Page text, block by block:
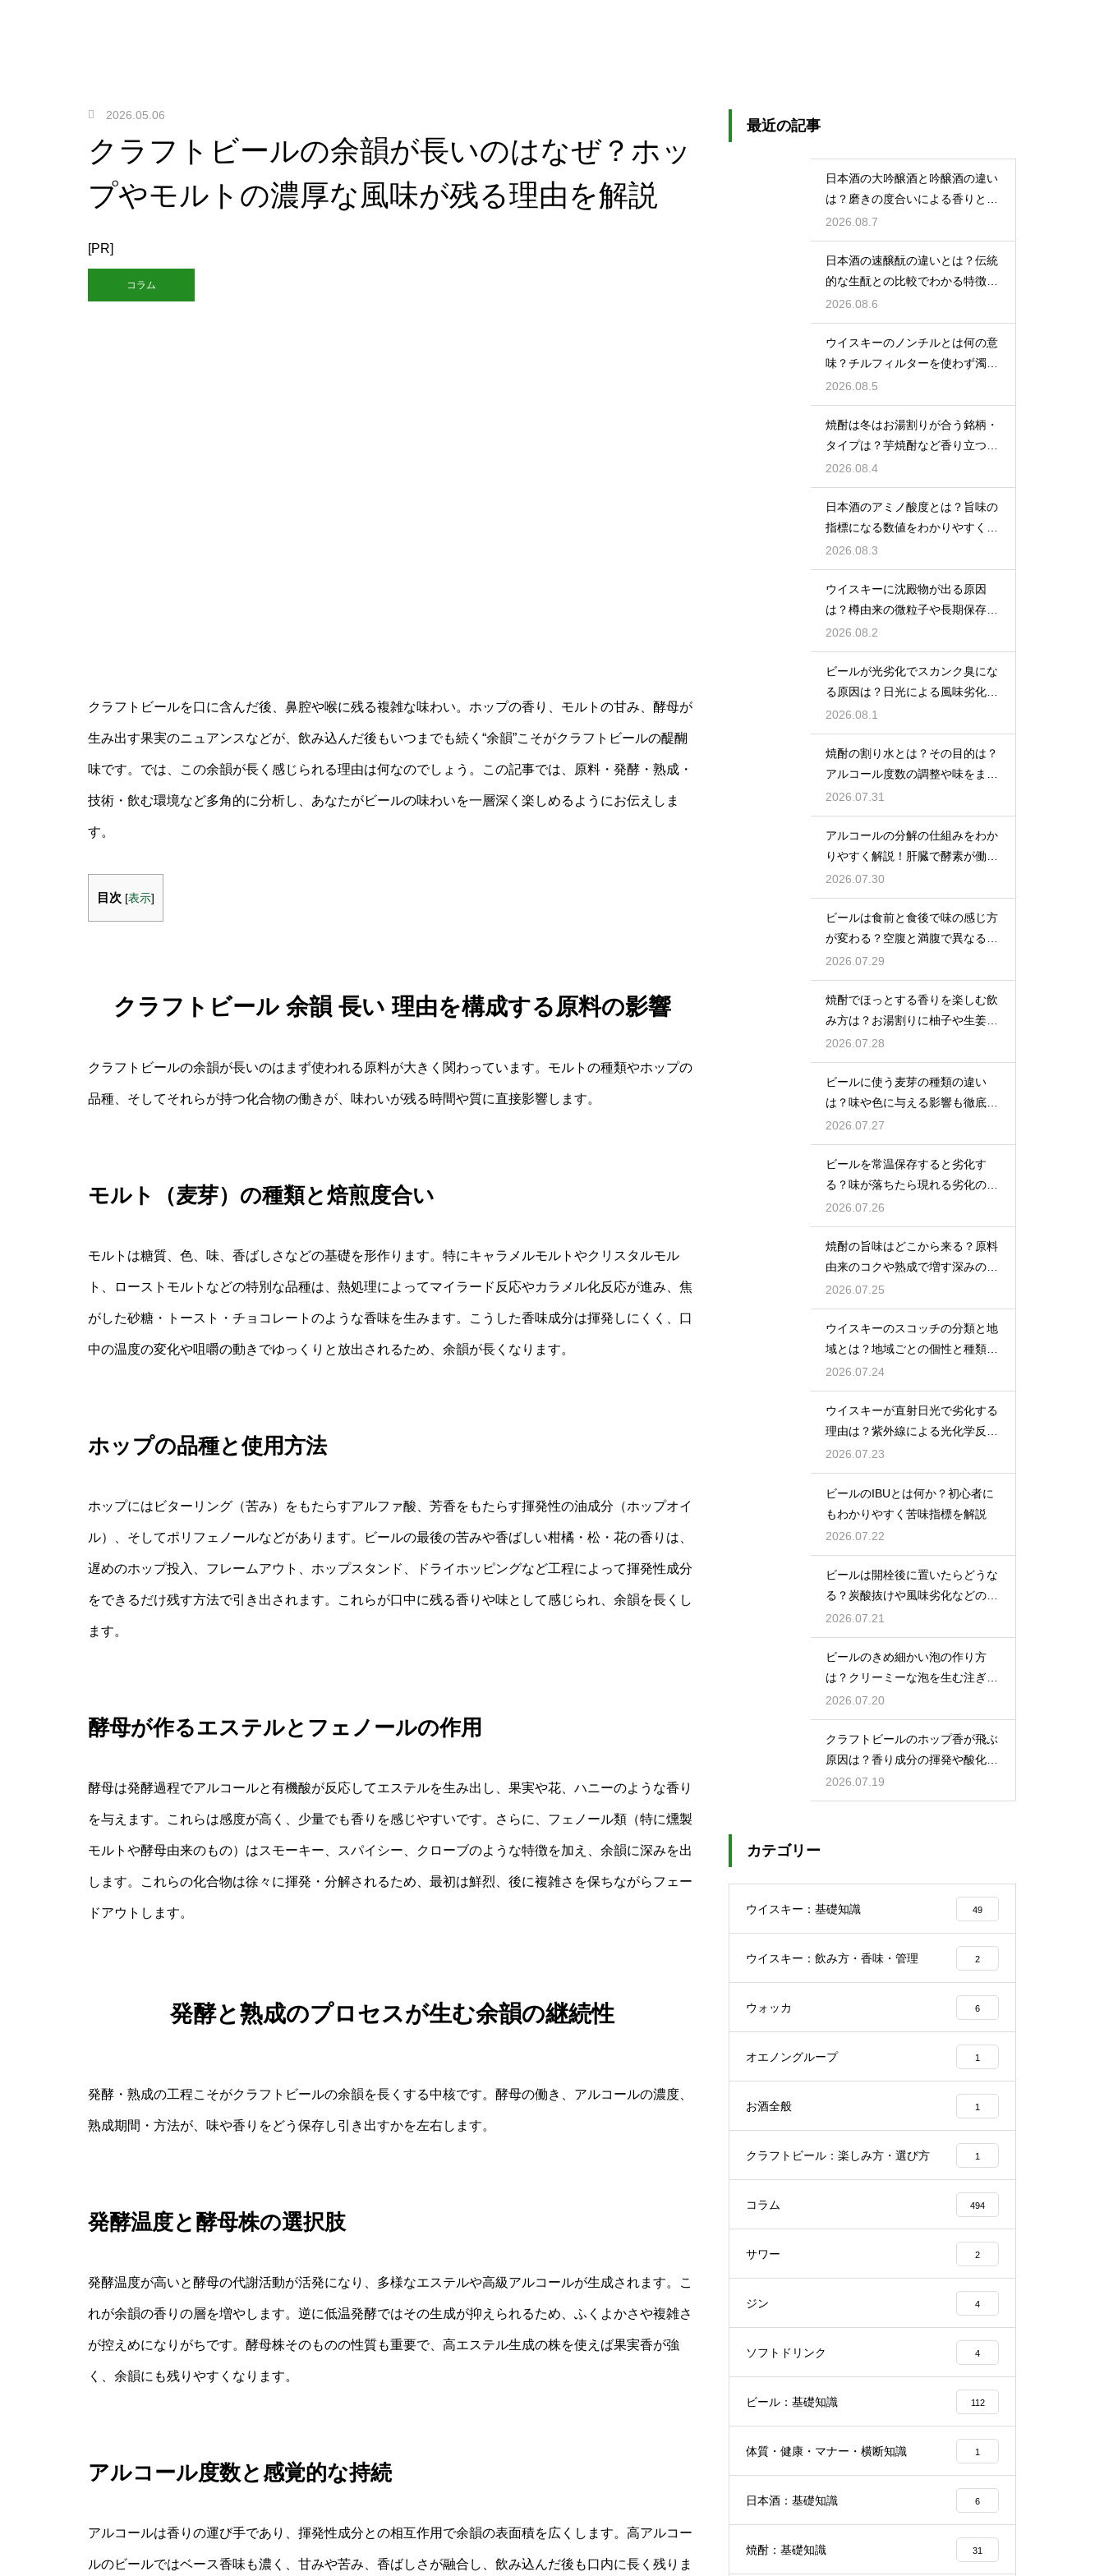
2026.05.06
クラフトビールの余韻が長いのはなぜ？ホッ
プやモルトの濃厚な風味が残る理由を解説
[PR]
コラム
クラフトビールを口に含んだ後、鼻腔や喉に残る複雑な味わい。ホップの香り、モルトの甘み、酵母が
生み出す果実のニュアンスなどが、飲み込んだ後もいつまでも続く“余韻”こそがクラフトビールの醍醐
味です。では、この余韻が長く感じられる理由は何なのでしょう。この記事では、原料・発酵・熟成・
技術・飲む環境など多角的に分析し、あなたがビールの味わいを一層深く楽しめるようにお伝えしま
す。
目次 [表示]
クラフトビール 余韻 長い 理由を構成する原料の影響
クラフトビールの余韻が長いのはまず使われる原料が大きく関わっています。モルトの種類やホップの
品種、そしてそれらが持つ化合物の働きが、味わいが残る時間や質に直接影響します。
モルト（麦芽）の種類と焙煎度合い
モルトは糖質、色、味、香ばしさなどの基礎を形作ります。特にキャラメルモルトやクリスタルモル
ト、ローストモルトなどの特別な品種は、熱処理によってマイラード反応やカラメル化反応が進み、焦
がした砂糖・トースト・チョコレートのような香味を生みます。こうした香味成分は揮発しにくく、口
中の温度の変化や咀嚼の動きでゆっくりと放出されるため、余韻が長くなります。
ホップの品種と使用方法
ホップにはビターリング（苦み）をもたらすアルファ酸、芳香をもたらす揮発性の油成分（ホップオイ
ル）、そしてポリフェノールなどがあります。ビールの最後の苦みや香ばしい柑橘・松・花の香りは、
遅めのホップ投入、フレームアウト、ホップスタンド、ドライホッピングなど工程によって揮発性成分
をできるだけ残す方法で引き出されます。これらが口中に残る香りや味として感じられ、余韻を長くし
ます。
酵母が作るエステルとフェノールの作用
酵母は発酵過程でアルコールと有機酸が反応してエステルを生み出し、果実や花、ハニーのような香り
を与えます。これらは感度が高く、少量でも香りを感じやすいです。さらに、フェノール類（特に燻製
モルトや酵母由来のもの）はスモーキー、スパイシー、クローブのような特徴を加え、余韻に深みを出
します。これらの化合物は徐々に揮発・分解されるため、最初は鮮烈、後に複雑さを保ちながらフェー
ドアウトします。
発酵と熟成のプロセスが生む余韻の継続性
発酵・熟成の工程こそがクラフトビールの余韻を長くする中核です。酵母の働き、アルコールの濃度、
熟成期間・方法が、味や香りをどう保存し引き出すかを左右します。
発酵温度と酵母株の選択肢
発酵温度が高いと酵母の代謝活動が活発になり、多様なエステルや高級アルコールが生成されます。こ
れが余韻の香りの層を増やします。逆に低温発酵ではその生成が抑えられるため、ふくよかさや複雑さ
が控えめになりがちです。酵母株そのものの性質も重要で、高エステル生成の株を使えば果実香が強
く、余韻にも残りやすくなります。
アルコール度数と感覚的な持続
アルコールは香りの運び手であり、揮発性成分との相互作用で余韻の表面積を広くします。高アルコー
ルのビールではベース香味も濃く、甘みや苦み、香ばしさが融合し、飲み込んだ後も口内に長く残りま
最近の記事
日本酒の大吟醸酒と吟醸酒の違い
は？磨きの度合いによる香りと味
の差を解説
2026.08.7
日本酒の速醸酛の違いとは？伝統
的な生酛との比較でわかる特徴を
解説
2026.08.6
ウイスキーのノンチルとは何の意
味？チルフィルターを使わず濁り
をあえて残す製法
2026.08.5
焼酎は冬はお湯割りが合う銘柄・
タイプは？芋焼酎など香り立つ本
格焼酎で体が温まる
2026.08.4
日本酒のアミノ酸度とは？旨味の
指標になる数値をわかりやすく解
説
2026.08.3
ウイスキーに沈殿物が出る原因
は？樽由来の微粒子や長期保存で
成分が析出するため
2026.08.2
ビールが光劣化でスカンク臭にな
る原因は？日光による風味劣化を
解説
2026.08.1
焼酎の割り水とは？その目的は？
アルコール度数の調整や味をまろ
やかにする効果を解説
2026.07.31
アルコールの分解の仕組みをわか
りやすく解説！肝臓で酵素が働き
アセトアルデヒドに変化して無害
化
2026.07.30
ビールは食前と食後で味の感じ方
が変わる？空腹と満腹で異なる味
覚の感じ方を解説
2026.07.29
焼酎でほっとする香りを楽しむ飲
み方は？お湯割りに柚子や生姜を
加えてリラックス効果を実感
2026.07.28
ビールに使う麦芽の種類の違い
は？味や色に与える影響も徹底解
説
2026.07.27
ビールを常温保存すると劣化す
る？味が落ちたら現れる劣化のサ
インを解説
2026.07.26
焼酎の旨味はどこから来る？原料
由来のコクや熟成で増す深みの秘
密を解説
2026.07.25
ウイスキーのスコッチの分類と地
域とは？地域ごとの個性と種類を
解説
2026.07.24
ウイスキーが直射日光で劣化する
理由は？紫外線による光化学反応
で風味が損なわれるため
2026.07.23
ビールのIBUとは何か？初心者に
もわかりやすく苦味指標を解説
2026.07.22
ビールは開栓後に置いたらどうな
る？炭酸抜けや風味劣化などの影
響を解説
2026.07.21
ビールのきめ細かい泡の作り方
は？クリーミーな泡を生む注ぎ方
のコツ
2026.07.20
クラフトビールのホップ香が飛ぶ
原因は？香り成分の揮発や酸化で
失われる理由を解説
2026.07.19
カテゴリー
ウイスキー：基礎知識 49
ウイスキー：飲み方・香味・管理 2
ウォッカ 6
オエノングループ 1
お酒全般 1
クラフトビール：楽しみ方・選び方 1
コラム 494
サワー 2
ジン 4
ソフトドリンク 4
ビール：基礎知識 112
体質・健康・マナー・横断知識 1
日本酒：基礎知識 6
焼酎：基礎知識 31